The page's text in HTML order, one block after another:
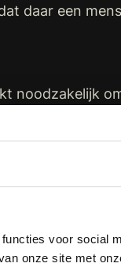
voor social
onze site met
daar een
noodzakelijk
opdracht,
beveiliging